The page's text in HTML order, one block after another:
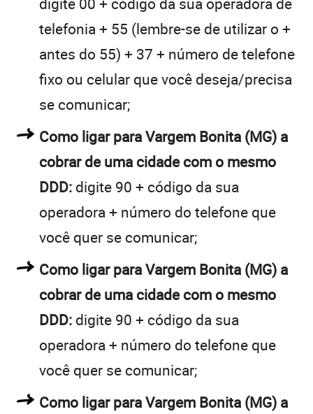
telefonia + 55 (lembre-se de utilizar o +
antes do 55) + 37 + número de telefone
fixo ou celular que você deseja/precisa
se comunicar;
Como ligar para Vargem Bonita (MG) a
cobrar de uma cidade com o mesmo
DDD: digite 90 + código da sua
operadora + número do telefone que
você quer se comunicar;
Como ligar para Vargem Bonita (MG) a
cobrar de uma cidade com o mesmo
DDD: digite 90 + código da sua
operadora + número do telefone que
você quer se comunicar;
Como ligar para Vargem Bonita (MG) a